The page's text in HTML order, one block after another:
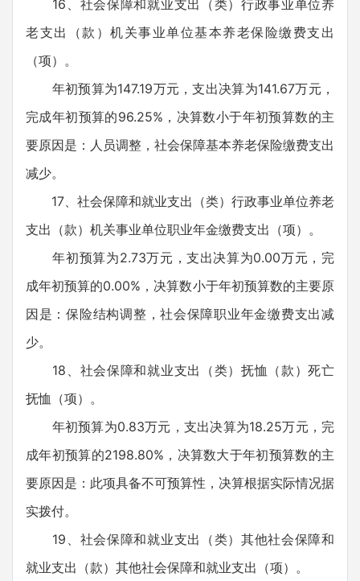
16、社会保障和就业支出（类）行政事业单位养
老支出（款）机关事业单位基本养老保险缴费支出
（项）。
年初预算为147.19万元，支出决算为141.67万元，
完成年初预算的96.25%，决算数小于年初预算数的主
要原因是：人员调整，社会保障基本养老保险缴费支出
减少。
17、社会保障和就业支出（类）行政事业单位养老
支出（款）机关事业单位职业年金缴费支出（项）。
年初预算为2.73万元，支出决算为0.00万元，完
成年初预算的0.00%，决算数小于年初预算数的主要原
因是：保险结构调整，社会保障职业年金缴费支出减
少。
18、社会保障和就业支出（类）抚恤（款）死亡
抚恤（项）。
年初预算为0.83万元，支出决算为18.25万元，完
成年初预算的2198.80%，决算数大于年初预算数的主
要原因是：此项具备不可预算性，决算根据实际情况据
实拨付。
19、社会保障和就业支出（类）其他社会保障和
就业支出（款）其他社会保障和就业支出（项）。